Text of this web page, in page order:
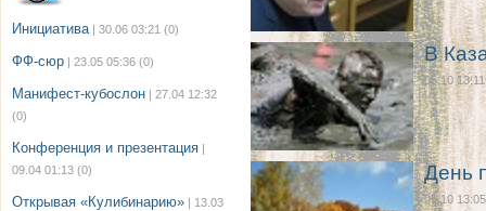
Инициатива | 30.06 03:21 (0)
ФФ-сюр | 23.05 05:36 (0)
Манифест-кубослон | 27.04 12:32
(0)
Конференция и презентация |
09.04 01:13 (0)
Открывая «Кулибинарию» | 13.03
В
05.10 13:11
День
05.10 13:05